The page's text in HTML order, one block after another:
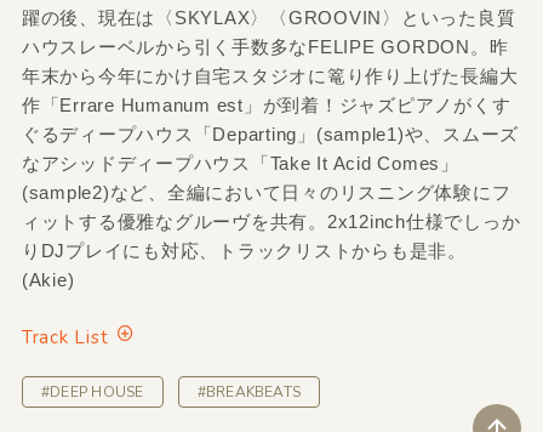
躍の後、現在は〈SKYLAX〉〈GROOVIN〉といった良質
ハウスレーベルから引く手数多なFELIPE GORDON。昨
年末から今年にかけ自宅スタジオに篭り作り上げた長編大
作「Errare Humanum est」が到着！ジャズピアノがくす
ぐるディープハウス「Departing」(sample1)や、スムーズ
なアシッドディープハウス「Take It Acid Comes」
(sample2)など、全編において日々のリスニング体験にフ
ィットする優雅なグルーヴを共有。2x12inch仕様でしっか
りDJプレイにも対応、トラックリストからも是非。
(Akie)
Track List
#DEEP HOUSE #BREAKBEATS